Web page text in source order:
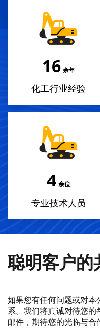
18 余年
化工行业经验
4 余位
专业技术人员
聪明客户的
如果您有任何问题或对
系。我们将真诚对待您
邮件，期待您的光临与合